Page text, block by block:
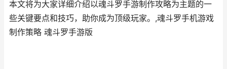
本文将为大家详细介绍以魂斗罗手游制作攻略为主题的一
些关键要点和技巧，助你成为顶级玩家。,魂斗罗手机游戏
制作策略 魂斗罗手游版